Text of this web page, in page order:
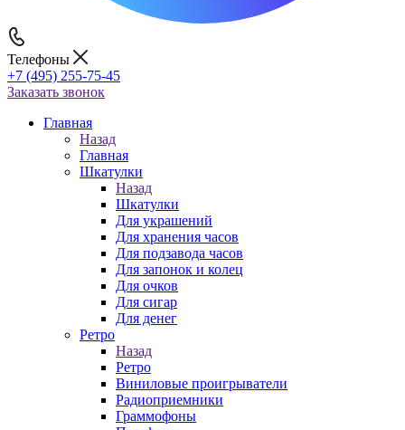
Телефоны
+7 (495) 255-75-45
Заказать звонок
Главная
Назад
Главная
Шкатулки
Назад
Шкатулки
Для украшений
Для хранения часов
Для подзавода часов
Для запонок и колец
Для очков
Для сигар
Для денег
Ретро
Назад
Ретро
Виниловые проигрыватели
Радиоприемники
Граммофоны